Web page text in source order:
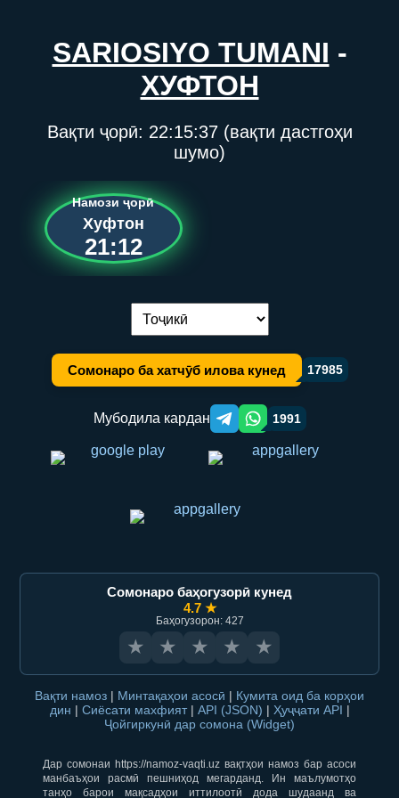
SARIOSIYO TUMANI -
ХУФТОН
Вақти ҷорӣ: 22:15:37(вақти дастгоҳи
шумо)
Намози ҷорӣ
Хуфтон
21:12
Иваз кардани забон:
Сомонаро ба хатчӯб илова кунед 17985
Мубодила кардан Telegram orqali ulashish
WhatsApp orqali ulashish
1991
Сомонаро баҳогузорӣ кунед
4.7 ★
Баҳогузорон: 427
★ ★ ★ ★ ★
Вақти намоз | Минтақаҳои асосӣ | Кумита оид ба корҳои
дин | Сиёсати махфият | API (JSON) | Ҳуҷҷати API |
Ҷойгиркунӣ дар сомона (Widget)
Дар сомонаи https://namoz-vaqti.uz вақтҳои намоз бар асоси
манбаъҳои расмӣ пешниҳод мегарданд. Ин маълумотҳо
танҳо барои мақсадҳои иттилоотӣ дода шудаанд ва